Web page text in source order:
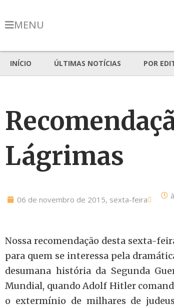
MENU
INÍCIO ÚLTIMAS NOTÍCIAS POR
Lágrimas
06 de novembro de 2015, sexta-feira
Nossa recomendação desta sexta-
para quem se interessa pela
desumana história da Segunda
Mundial, quando Adolf Hitler
o extermínio de milhares de